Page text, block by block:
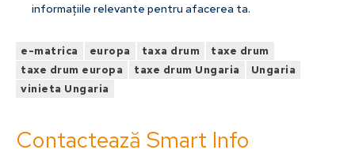
informațiile relevante pentru afacerea ta.
e-matrica europa taxa drum
taxe drum
taxe drum europa
taxe drum Ungaria
Ungaria
vinieta Ungaria
Contactează Smart Info